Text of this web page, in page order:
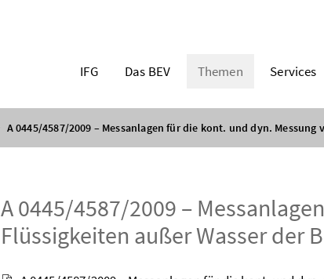
IFG Das BEV Themen Services
A 0445/4587/2009 – Messanlagen für die kont. und dyn. Messung
A 0445/4587/2009 –
Flüssigkeiten außer Wasser der